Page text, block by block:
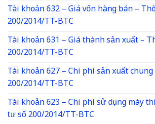
Tài khoản 632 – Giá vốn hàng bán –
200/2014/TT-BTC
Tài khoản 631 – Giá thành sản xuất –
200/2014/TT-BTC
Tài khoản 627 – Chi phí sản xuất
200/2014/TT-BTC
Tài khoản 623 – Chi phí sử dụng máy
tư số 200/2014/TT-BTC